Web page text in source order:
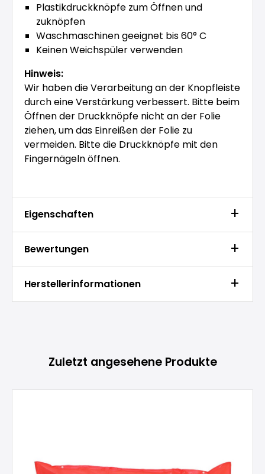
Plastikdruckknöpfe zum Öffnen und
zuknöpfen
Waschmaschinen geeignet bis 60° C
Keinen Weichspüler verwenden
Hinweis:
Wir haben die Verarbeitung an der Knopfleiste
durch eine Verstärkung verbessert. Bitte beim
Öffnen der Druckknöpfe nicht an der Folie
ziehen, um das Einreißen der Folie zu
vermeiden. Bitte die Druckknöpfe mit den
Fingernägeln öffnen.
Eigenschaften
Bewertungen
Herstellerinformationen
Zuletzt angesehene Produkte